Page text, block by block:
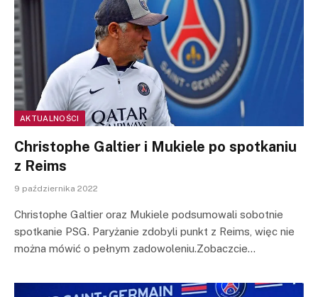
AKTUALNOŚCI
Christophe Galtier i Mukiele po spotkaniu
z Reims
9 października 2022
Christophe Galtier oraz Mukiele podsumowali sobotnie
spotkanie PSG. Paryżanie zdobyli punkt z Reims, więc nie
można mówić o pełnym zadowoleniu.Zobaczcie…